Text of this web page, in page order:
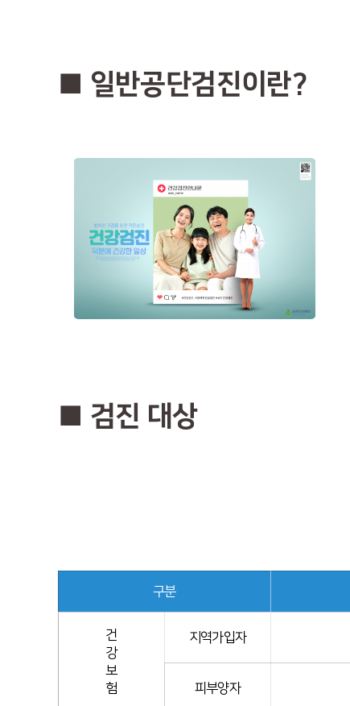
■ 일반공단검진이란?
■ 검진 대상
구분
건
강
보
험
지역가입자
피부양자